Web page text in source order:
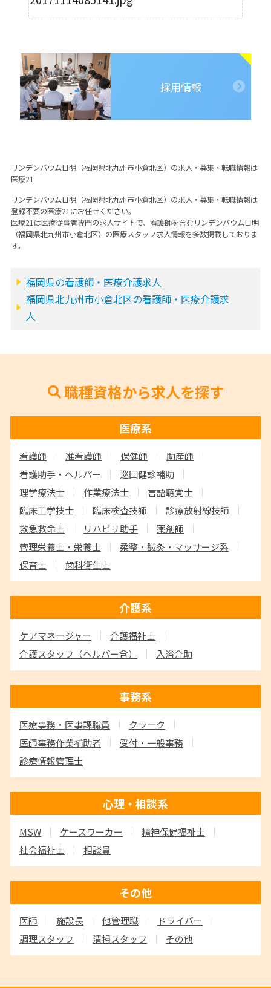
採用情報
リンデンバウム日明（福岡県北九州市小倉北区）の求人・募集・転職情報は
医療21
リンデンバウム日明（福岡県北九州市小倉北区）の求人・募集・転職情報は
登録不要の医療21にお任せください。
医療21は医療従事者専門の求人サイトで、看護師を含むリンデンバウム日明
（福岡県北九州市小倉北区）の医療スタッフ求人情報を多数掲載しておりま
す。
福岡県の看護師・医療介護求人
福岡県北九州市小倉北区の看護師・医療介護求
人
職種資格から求人を探す
医療系
看護師 准看護師 保健師
助産師
看護助手・ヘルパー
巡回健診補助
理学療法士
作業療法士
言語聴覚士
臨床工学技士
臨床検査技師
診療放射線技師
救急救命士
リハビリ助手
薬剤師
管理栄養士・栄養士
柔整・鍼灸・マッサージ系
保育士
歯科衛生士
介護系
ケアマネージャー
介護福祉士
介護スタッフ （ヘルパー含） 入浴介助
事務系
医療事務・医事課職員
クラーク
医師事務作業補助者
受付・一般事務
診療情報管理士
心理・相談系
MSW ケースワーカー
精神保健福祉士
社会福祉士
相談員
その他
医師 施設長 他管理職
ドライバー
調理スタッフ
清掃スタッフ その他